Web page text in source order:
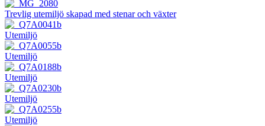
Trevlig utemiljö skapad med stenar och växter
Utemiljö
Utemiljö
Utemiljö
Utemiljö
Utemiljö